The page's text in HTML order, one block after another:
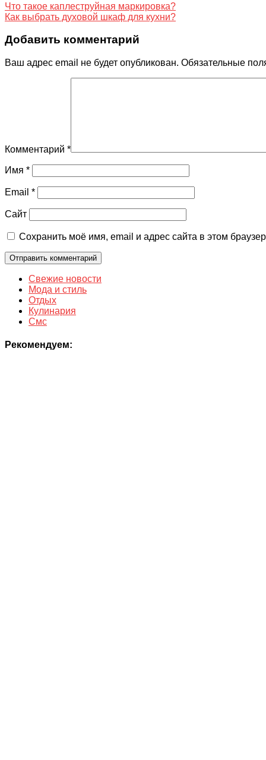
Что такое каплеструйная маркировка?
Как выбрать духовой шкаф для кухни?
Добавить комментарий
Ваш адрес email не будет опубликован. Обязательные
Комментарий *
Имя *
Email *
Сайт
Сохранить моё имя, email и адрес сайта в этом
Свежие новости
Мода и стиль
Отдых
Кулинария
Смс
Рекомендуем: